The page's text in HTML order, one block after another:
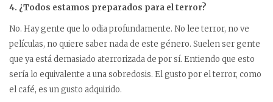
4. ¿Todos estamos preparados para el terror?
No. Hay gente que lo odia profundamente. No lee terror, no ve
películas, no quiere saber nada de este género. Suelen ser gente
que ya está demasiado aterrorizada de por sí. Entiendo que esto
sería lo equivalente a una sobredosis. El gusto por el terror, como
el café, es un gusto adquirido.